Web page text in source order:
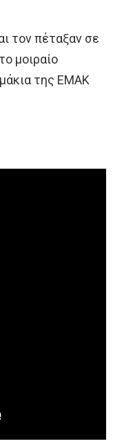
τον πέταξαν σε
μοιραίο
της ΕΜΑΚ